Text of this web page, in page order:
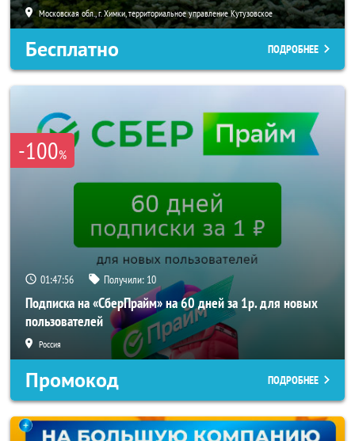
Московская обл., г. Химки, территориальное управление Кутузовское
Бесплатно ПОДРОБНЕЕ
-100%
01:47:54 Получили: 10
Подписка на «СберПрайм» на 60 дней за 1р. для новых
пользователей
Россия
Промокод ПОДРОБНЕЕ